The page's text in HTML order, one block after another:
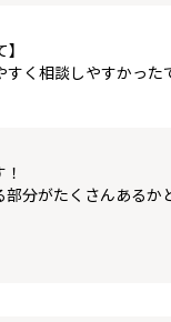
く相談しやすかった
分がたくさんある